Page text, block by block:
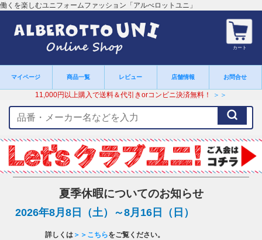
働くを楽しむユニフォームファッション「アルべロットユニ」
カート
マイページ 商品一覧 レビュー 店舗情報 お問合せ
11,000円以上購入で送料＆代引きorコンビニ決済無料！ ＞＞
ー
ワ
ー
ド
夏季休暇についてのお知らせ
2026年8月8日（土）～8月16日（日）
詳しくは ＞＞こちらをご覧ください。